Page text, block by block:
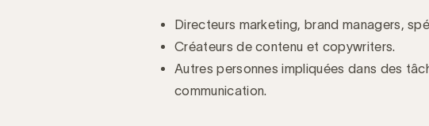
Directeurs marketing, brand managers,
Créateurs de contenu et copywriters.
Autres personnes impliquées dans des
communication.